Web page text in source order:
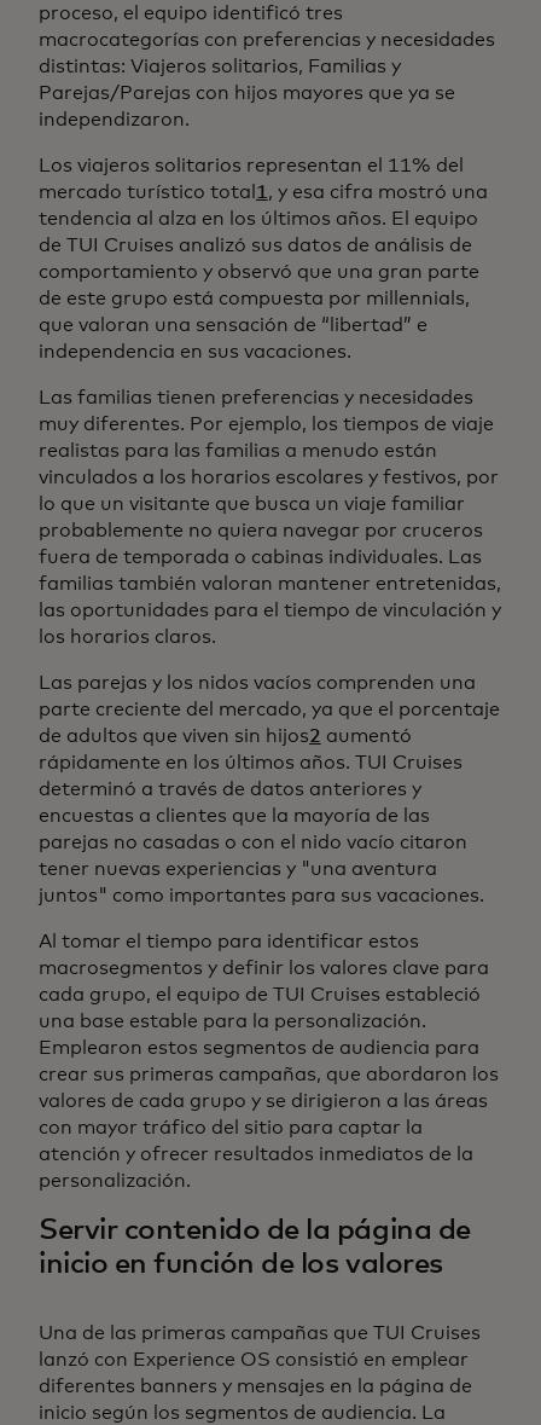
proceso, el equipo identificó tres
macrocategorías con preferencias y necesidades
distintas: Viajeros solitarios, Familias y
Parejas/Parejas con hijos mayores que ya se
independizaron.
Los viajeros solitarios representan el 11% del
mercado turístico total 1, y esa cifra mostró una
tendencia al alza en los últimos años. El equipo
de TUI Cruises analizó sus datos de análisis de
comportamiento y observó que una gran parte
de este grupo está compuesta por millennials,
que valoran una sensación de “libertad” e
independencia en sus vacaciones.
Las familias tienen preferencias y necesidades
muy diferentes. Por ejemplo, los tiempos de viaje
realistas para las familias a menudo están
vinculados a los horarios escolares y festivos, por
lo que un visitante que busca un viaje familiar
probablemente no quiera navegar por cruceros
fuera de temporada o cabinas individuales. Las
familias también valoran mantener entretenidas,
las oportunidades para el tiempo de vinculación y
los horarios claros.
Las parejas y los nidos vacíos comprenden una
parte creciente del mercado, ya que el porcentaje
de adultos que viven sin hijos2 aumentó
rápidamente en los últimos años. TUI Cruises
determinó a través de datos anteriores y
encuestas a clientes que la mayoría de las
parejas no casadas o con el nido vacío citaron
tener nuevas experiencias y "una aventura
juntos" como importantes para sus vacaciones.
Al tomar el tiempo para identificar estos
macrosegmentos y definir los valores clave para
cada grupo, el equipo de TUI Cruises estableció
una base estable para la personalización.
Emplearon estos segmentos de audiencia para
crear sus primeras campañas, que abordaron los
valores de cada grupo y se dirigieron a las áreas
con mayor tráfico del sitio para captar la
atención y ofrecer resultados inmediatos de la
personalización.
Servir contenido de la página de
inicio en función de los valores
Una de las primeras campañas que TUI Cruises
lanzó con Experience OS consistió en emplear
diferentes banners y mensajes en la página de
inicio según los segmentos de audiencia. La